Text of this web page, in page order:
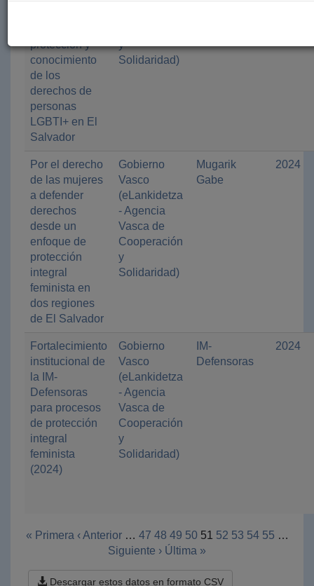
protección y
conocimiento
de los
derechos de
personas
LGBTI+ en El
Salvador
y
Solidaridad)
Por el derecho
de las mujeres
a defender
derechos
desde un
enfoque de
protección
integral
feminista en
dos regiones
de El Salvador
Gobierno
Vasco
(eLankidetza
- Agencia
Vasca de
Cooperación
y
Solidaridad)
Mugarik
Gabe
2024
Fortalecimiento
institucional de
la IM-
Defensoras
para procesos
de protección
integral
feminista
(2024)
Gobierno
Vasco
(eLankidetza
- Agencia
Vasca de
Cooperación
y
Solidaridad)
IM-
Defensoras
2024
« Primera ‹ Anterior … 47 48 49 50 51 52 53 54 55 …
Siguiente › Última »
Descargar estos datos en formato CSV